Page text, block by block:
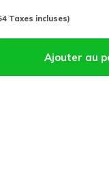
Taxes incluses)
Ajouter au